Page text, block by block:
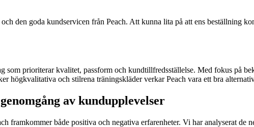
den goda kundservicen från Peach. Att kunna lita på att ens beställning
som prioriterar kvalitet, passform och kundtillfredsställelse. Med fokus på
högkvalitativa och stilrena träningskläder verkar Peach vara ett bra
av kundupplevelser
framkommer både positiva och negativa erfarenheter. Vi har analyserat de